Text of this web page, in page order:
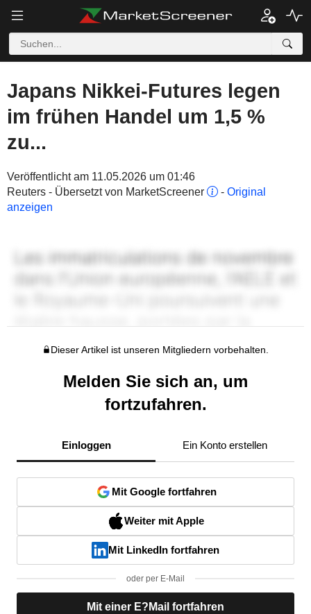
Japans Nikkei-Futures legen
im frühen Handel um 1,5 %
zu...
Veröffentlicht am 11.05.2026 um 01:46
Reuters - Übersetzt von MarketScreener
- Original
anzeigen
Dieser Artikel ist unseren Mitgliedern vorbehalten.
Melden Sie sich an, um
fortzufahren.
Einloggen Ein Konto erstellen
Mit Google fortfahren
Weiter mit Apple
Mit LinkedIn fortfahren
oder per E-Mail
Mit einer E?Mail fortfahren